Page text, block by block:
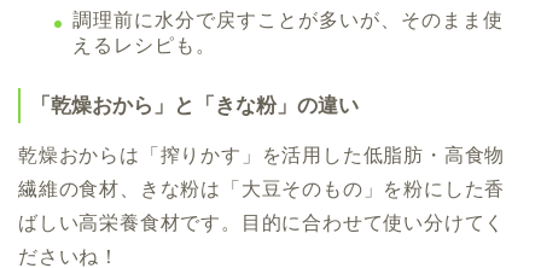
調理前に水分で戻すことが多いが、そのまま使
えるレシピも。
「乾燥おから」と「きな粉」の違い
乾燥おからは「搾りかす」を活用した低脂肪・高食物
繊維の食材、きな粉は「大豆そのもの」を粉にした香
ばしい高栄養食材です。目的に合わせて使い分けてく
ださいね！